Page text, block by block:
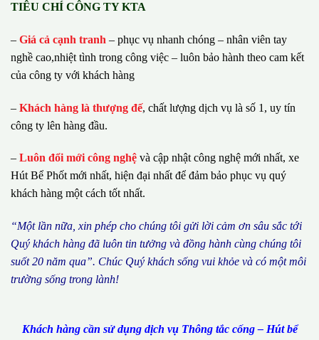
TIÊU CHÍ CÔNG TY KTA
– Giá cả cạnh tranh – phục vụ nhanh chóng – nhân viên tay
nghề cao,nhiệt tình trong công việc – luôn bảo hành theo cam kết
của công ty với khách hàng
– Khách hàng là thượng đế, chất lượng dịch vụ là số 1, uy tín
công ty lên hàng đầu.
– Luôn đổi mới công nghệ và cập nhật công nghệ mới nhất, xe
Hút Bể Phốt mới nhất, hiện đại nhất để đảm bảo phục vụ quý
khách hàng một cách tốt nhất.
“Một lần nữa, xin phép cho chúng tôi gửi lời cảm ơn sâu sắc tới
Quý khách hàng đã luôn tin tưởng và đồng hành cùng chúng tôi
suốt 20 năm qua”. Chúc Quý khách sống vui khỏe và có một môi
trường sống trong lành!
Khách hàng cần sử dụng dịch vụ Thông tắc cống – Hút bể